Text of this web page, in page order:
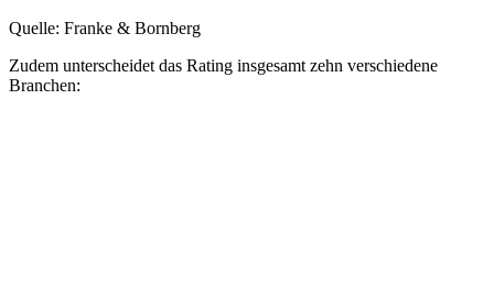
Quelle: Franke & Bornberg
Zudem unterscheidet das Rating insgesamt zehn verschiedene
Branchen: